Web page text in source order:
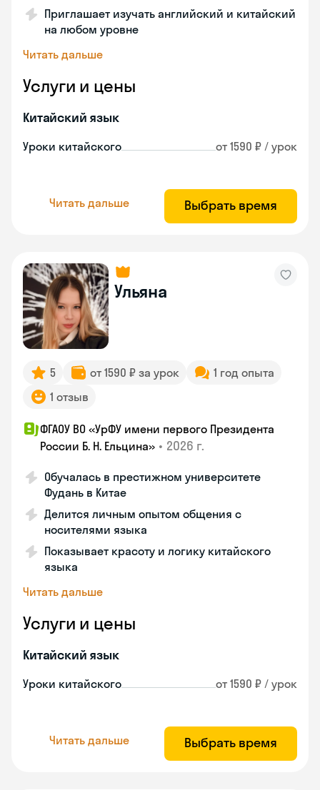
Приглашает изучать английский и китайский
на любом уровне
Читать дальше
Услуги и цены
Китайский язык
Уроки китайского от 1590 ₽ / урок
Читать дальше Выбрать время
Ульяна
5 от 1590 ₽ за урок
1 год опыта
1 отзыв
ФГАОУ ВО «УрФУ имени первого Президента
России Б. Н. Ельцина» • 2026 г.
Обучалась в престижном университете
Фудань в Китае
Делится личным опытом общения с
носителями языка
Показывает красоту и логику китайского
языка
Читать дальше
Услуги и цены
Китайский язык
Уроки китайского от 1590 ₽ / урок
Читать дальше Выбрать время